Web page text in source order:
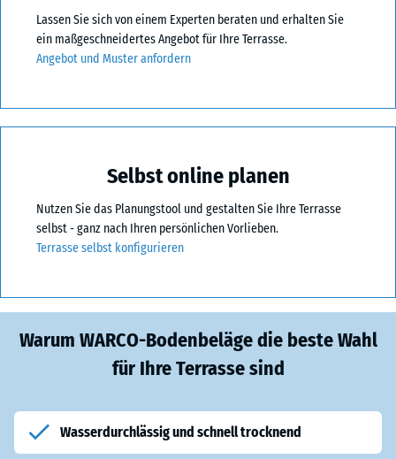
Lassen Sie sich von einem Experten beraten und erhalten Sie
ein maßgeschneidertes Angebot für Ihre Terrasse.
Angebot und Muster anfordern
Selbst online planen
Nutzen Sie das Planungstool und gestalten Sie Ihre Terrasse
selbst - ganz nach Ihren persönlichen Vorlieben.
Terrasse selbst konfigurieren
Warum WARCO-Bodenbeläge die beste Wahl
für Ihre Terrasse sind
Wasserdurchlässig und schnell trocknend